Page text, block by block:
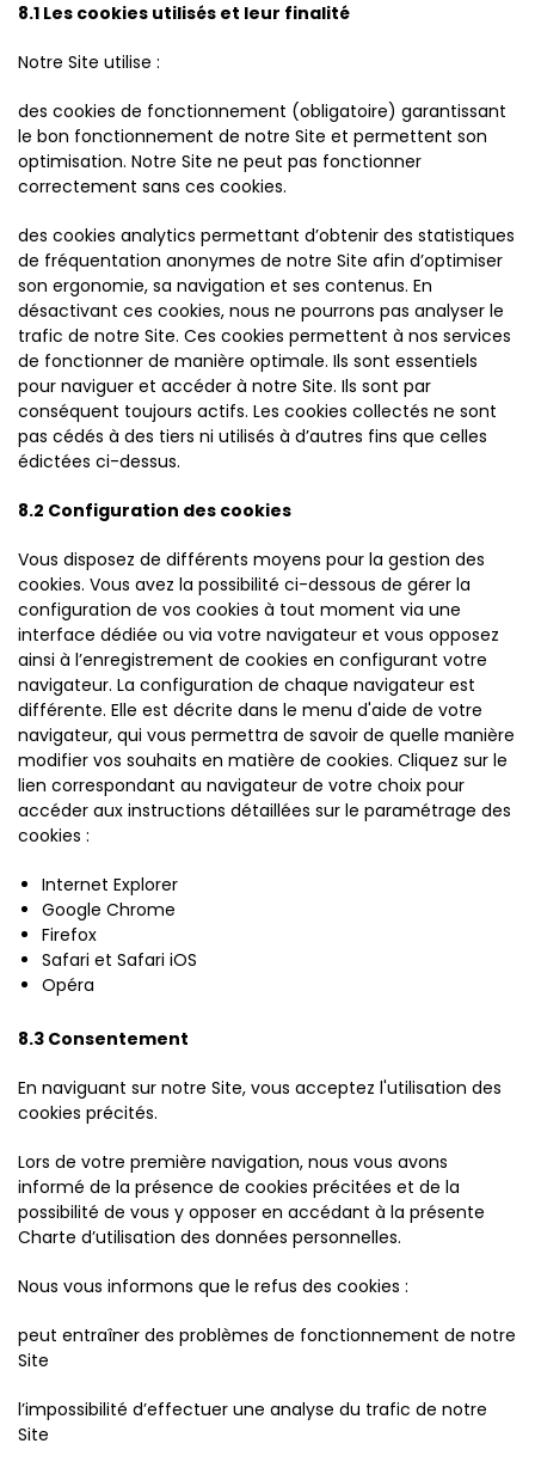
8.1 Les cookies utilisés et leur finalité
Notre Site utilise :
des cookies de fonctionnement (obligatoire) garantissant
le bon fonctionnement de notre Site et permettent son
optimisation. Notre Site ne peut pas fonctionner
correctement sans ces cookies.
des cookies analytics permettant d’obtenir des statistiques
de fréquentation anonymes de notre Site afin d’optimiser
son ergonomie, sa navigation et ses contenus. En
désactivant ces cookies, nous ne pourrons pas analyser le
trafic de notre Site. Ces cookies permettent à nos services
de fonctionner de manière optimale. Ils sont essentiels
pour naviguer et accéder à notre Site. Ils sont par
conséquent toujours actifs. Les cookies collectés ne sont
pas cédés à des tiers ni utilisés à d’autres fins que celles
édictées ci-dessus.
8.2 Configuration des cookies
Vous disposez de différents moyens pour la gestion des
cookies. Vous avez la possibilité ci-dessous de gérer la
configuration de vos cookies à tout moment via une
interface dédiée ou via votre navigateur et vous opposez
ainsi à l’enregistrement de cookies en configurant votre
navigateur. La configuration de chaque navigateur est
différente. Elle est décrite dans le menu d'aide de votre
navigateur, qui vous permettra de savoir de quelle manière
modifier vos souhaits en matière de cookies. Cliquez sur le
lien correspondant au navigateur de votre choix pour
accéder aux instructions détaillées sur le paramétrage des
cookies :
Internet Explorer
Google Chrome
Firefox
Safari et Safari iOS
Opéra
8.3 Consentement
En naviguant sur notre Site, vous acceptez l'utilisation des
cookies précités.
Lors de votre première navigation, nous vous avons
informé de la présence de cookies précitées et de la
possibilité de vous y opposer en accédant à la présente
Charte d’utilisation des données personnelles.
Nous vous informons que le refus des cookies :
peut entraîner des problèmes de fonctionnement de notre
Site
l’impossibilité d’effectuer une analyse du trafic de notre
Site